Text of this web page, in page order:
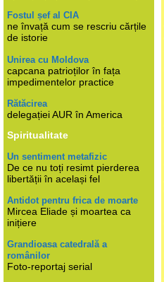
Fostul șef al CIA
ne învață cum se rescriu cărțile
de istorie
Unirea cu Moldova
capcana patrioților în fața
impedimentelor practice
Rătăcirea
delegației AUR în America
Spiritualitate
Un sentiment metafizic
De ce nu toți resimt pierderea
libertății în același fel
Antidot pentru frica de moarte
Mircea Eliade și moartea ca
inițiere
Grandioasa catedrală a
românilor
Foto-reportaj serial